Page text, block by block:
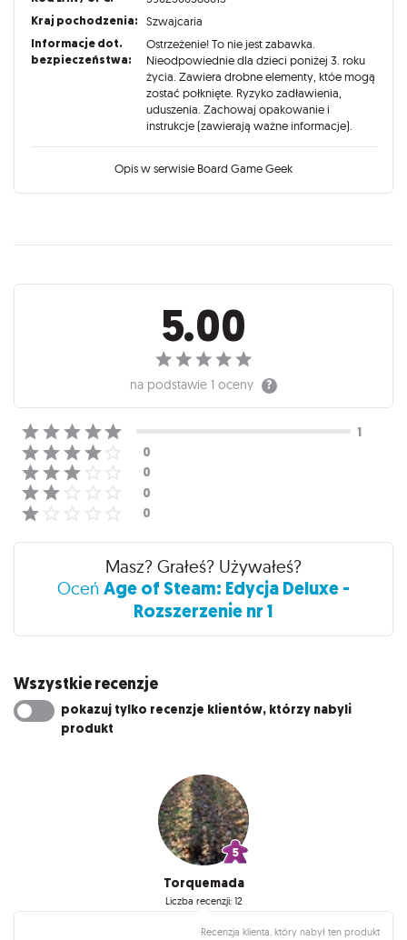
Kraj pochodzenia: Szwajcaria
Informacje dot.
bezpieczeństwa:
Ostrzeżenie! To nie jest zabawka.
Nieodpowiednie dla dzieci poniżej 3. roku
życia. Zawiera drobne elementy, któe mogą
zostać połknięte. Ryzyko zadławienia,
uduszenia. Zachowaj opakowanie i
instrukcje (zawierają ważne informacje).
Opis w serwisie Board Game Geek
Recenzje
5.00
na podstawie 1 oceny
Masz? Grałeś? Używałeś?
Oceń Age of Steam: Edycja Deluxe -
Rozszerzenie nr 1
Wszystkie recenzje
pokazuj tylko recenzje klientów, którzy nabyli
produkt
Torquemada
Liczba recenzji: 12
Recenzja klienta, który nabył ten produkt